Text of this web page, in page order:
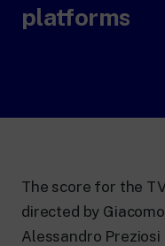
A safe space full
The regional
Rai TgR
platforms
The score for the
directed by
Alessandro Preziosi